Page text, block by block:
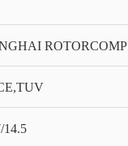
ROTORCOMP
14.5